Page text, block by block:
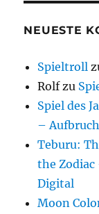
NEUESTE
Spieltroll
Rolfzu
Spiel des
–
Teburu:
the
Digital
Moon